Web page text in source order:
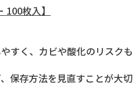
枚入】
すく、カビや酸化のリスクも
保存方法を見直すことが大切